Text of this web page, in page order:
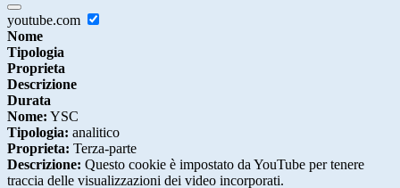
youtube.com
Nome
Tipologia
Proprieta
Descrizione
Durata
Nome: YSC
Tipologia: analitico
Proprieta: Terza-parte
Descrizione: Questo cookie è impostato da YouTube per tenere
traccia delle visualizzazioni dei video incorporati.